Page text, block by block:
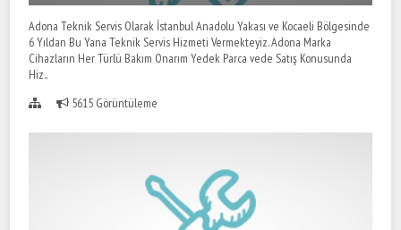
Adona Teknik Servis Olarak İstanbul Anadolu Yakası ve Kocaeli Bölgesinde
6 Yıldan Bu Yana Teknik Servis Hizmeti Vermekteyiz. Adona Marka
Cihazların Her Türlü Bakım Onarım Yedek Parca vede Satış Konusunda
Hiz..
5615 Görüntüleme